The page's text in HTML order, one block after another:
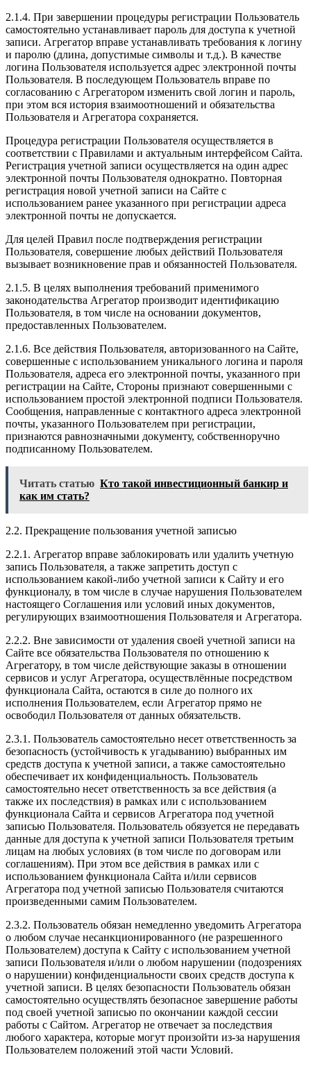
2.1.4. При завершении процедуры регистрации Пользователь
самостоятельно устанавливает пароль для доступа к учетной
записи. Агрегатор вправе устанавливать требования к логину
и паролю (длина, допустимые символы и т.д.). В качестве
логина Пользователя используется адрес электронной почты
Пользователя. В последующем Пользователь вправе по
согласованию с Агрегатором изменить свой логин и пароль,
при этом вся история взаимоотношений и обязательства
Пользователя и Агрегатора сохраняется.
Процедура регистрации Пользователя осуществляется в
соответствии с Правилами и актуальным интерфейсом Сайта.
Регистрация учетной записи осуществляется на один адрес
электронной почты Пользователя однократно. Повторная
регистрация новой учетной записи на Сайте с
использованием ранее указанного при регистрации адреса
электронной почты не допускается.
Для целей Правил после подтверждения регистрации
Пользователя, совершение любых действий Пользователя
вызывает возникновение прав и обязанностей Пользователя.
2.1.5. В целях выполнения требований применимого
законодательства Агрегатор производит идентификацию
Пользователя, в том числе на основании документов,
предоставленных Пользователем.
2.1.6. Все действия Пользователя, авторизованного на Сайте,
совершенные с использованием уникального логина и пароля
Пользователя, адреса его электронной почты, указанного при
регистрации на Сайте, Стороны признают совершенными с
использованием простой электронной подписи Пользователя.
Сообщения, направленные с контактного адреса электронной
почты, указанного Пользователем при регистрации,
признаются равнозначными документу, собственноручно
подписанному Пользователем.
Читать статью Кто такой инвестиционный банкир и
как им стать?
2.2. Прекращение пользования учетной записью
2.2.1. Агрегатор вправе заблокировать или удалить учетную
запись Пользователя, а также запретить доступ с
использованием какой-либо учетной записи к Сайту и его
функционалу, в том числе в случае нарушения Пользователем
настоящего Соглашения или условий иных документов,
регулирующих взаимоотношения Пользователя и Агрегатора.
2.2.2. Вне зависимости от удаления своей учетной записи на
Сайте все обязательства Пользователя по отношению к
Агрегатору, в том числе действующие заказы в отношении
сервисов и услуг Агрегатора, осуществлённые посредством
функционала Сайта, остаются в силе до полного их
исполнения Пользователем, если Агрегатор прямо не
освободил Пользователя от данных обязательств.
2.3.1. Пользователь самостоятельно несет ответственность за
безопасность (устойчивость к угадыванию) выбранных им
средств доступа к учетной записи, а также самостоятельно
обеспечивает их конфиденциальность. Пользователь
самостоятельно несет ответственность за все действия (а
также их последствия) в рамках или с использованием
функционала Сайта и сервисов Агрегатора под учетной
записью Пользователя. Пользователь обязуется не передавать
данные для доступа к учетной записи Пользователя третьим
лицам на любых условиях (в том числе по договорам или
соглашениям). При этом все действия в рамках или с
использованием функционала Сайта и/или сервисов
Агрегатора под учетной записью Пользователя считаются
произведенными самим Пользователем.
2.3.2. Пользователь обязан немедленно уведомить Агрегатора
о любом случае несанкционированного (не разрешенного
Пользователем) доступа к Сайту с использованием учетной
записи Пользователя и/или о любом нарушении (подозрениях
о нарушении) конфиденциальности своих средств доступа к
учетной записи. В целях безопасности Пользователь обязан
самостоятельно осуществлять безопасное завершение работы
под своей учетной записью по окончании каждой сессии
работы с Сайтом. Агрегатор не отвечает за последствия
любого характера, которые могут произойти из-за нарушения
Пользователем положений этой части Условий.